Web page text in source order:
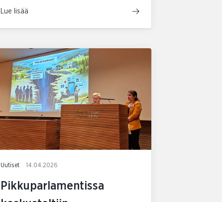
Lue lisää
Uutiset 14.04.2026
Pikkuparlamentissa